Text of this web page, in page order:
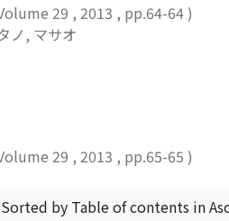
29 , 2013 , pp.64-64)
ノ, マサオ
29 , 2013 , pp.65-65 )
by Table of contents in